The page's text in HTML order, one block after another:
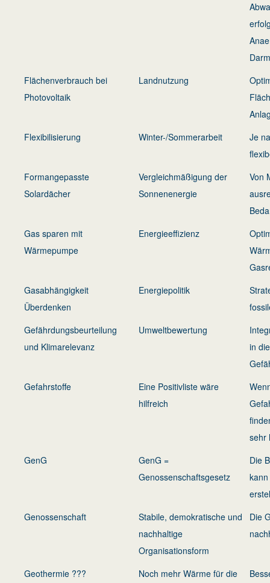
Flächenverbrauch bei
Photovoltaik
Landnutzung
Flexibilisierung
Winter-/Sommerarbeit
Je
Formangepasste
Solardächer
Vergleichmäßigung der
Sonnenenergie
Von
Gas sparen mit
Wärmepumpe
Energieeffizienz
Gasabhängigkeit
Überdenken
Energiepolitik
Gefährdungsbeurteilung
und Klimarelevanz
Umweltbewertung
in
Gefahrstoffe
Eine Positivliste wäre
hilfreich
sehr
GenG
GenG =
Genossenschaftsgesetz
Die
Genossenschaft
Stabile, demokratische und
nachhaltige
Organisationsform
Die
Geothermie ???
Noch mehr Wärme für die